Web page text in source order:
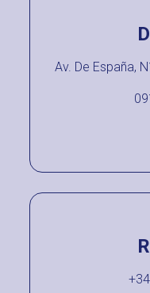
Av. De España,